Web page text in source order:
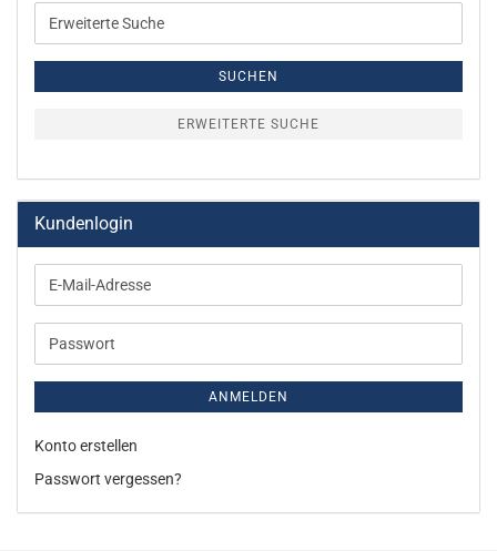
Suche
SUCHEN
ERWEITERTE SUCHE
Kundenlogin
E-
Mail-
Adresse
Passwort
ANMELDEN
Konto erstellen
Passwort vergessen?